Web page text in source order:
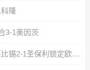
隆
3-1美因茨
德甲-施拉格破门奥尔班建功RB莱比锡2-1圣保利锁定欧冠资格